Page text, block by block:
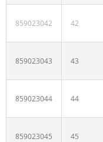
859023042 42
859023043 43
859023044 44
859023045 45